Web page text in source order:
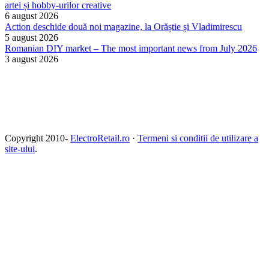
artei și hobby-urilor creative
6 august 2026
Action deschide două noi magazine, la Orăștie și Vladimirescu
5 august 2026
Romanian DIY market – The most important news from July 2026
3 august 2026
Copyright 2010- ElectroRetail.ro · Termeni si conditii de utilizare a
site-ului.